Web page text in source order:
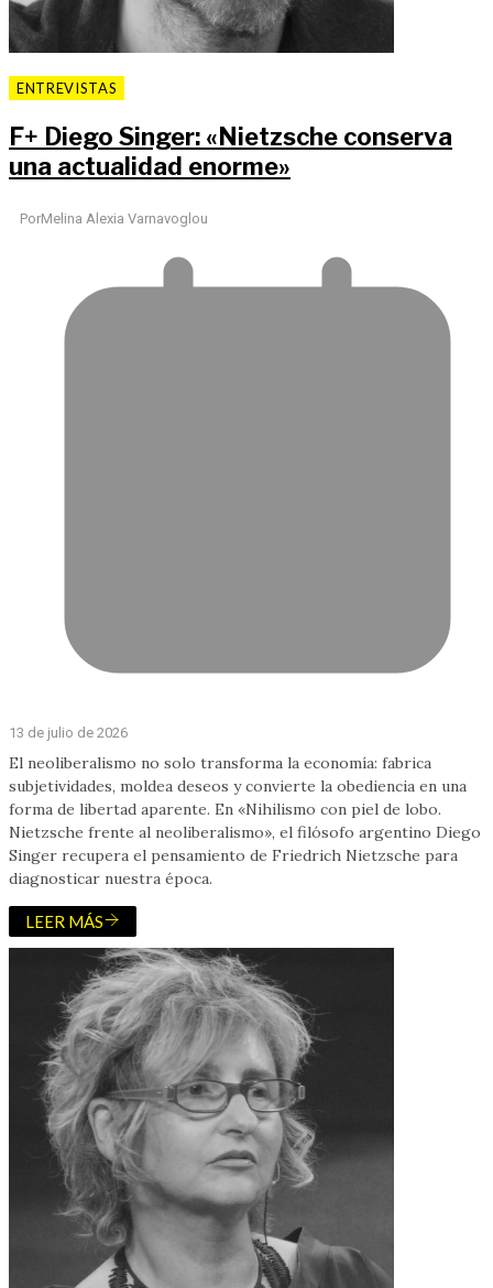
ENTREVISTAS
F+ Diego Singer: «Nietzsche conserva
una actualidad enorme»
PorMelina Alexia Varnavoglou
13 de julio de 2026
El neoliberalismo no solo transforma la economía: fabrica
subjetividades, moldea deseos y convierte la obediencia en una
forma de libertad aparente. En «Nihilismo con piel de lobo.
Nietzsche frente al neoliberalismo», el filósofo argentino Diego
Singer recupera el pensamiento de Friedrich Nietzsche para
diagnosticar nuestra época.
LEER MÁS